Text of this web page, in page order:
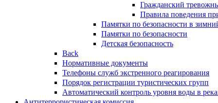
Гражданский
Правила поведения
Памятки по безопасности в
Памятки по безопасности
Детская безопасность
Back
Нормативные документы
Телефоны служб экстренного реагирования
Порядок регистрации туристических групп
Автоматический контроль уровня воды в